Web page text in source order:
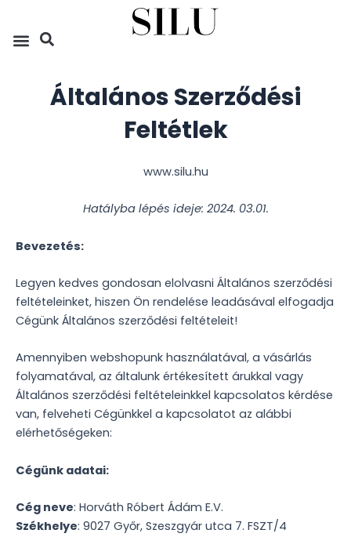
content
Általános Szerződési
Feltétlek
www.silu.hu
Hatályba lépés ideje: 2024. 03.01.
Bevezetés:
Legyen kedves gondosan elolvasni Általános szerződési
feltételeinket, hiszen Ön rendelése leadásával elfogadja
Cégünk Általános szerződési feltételeit!
Amennyiben webshopunk használatával, a vásárlás
folyamatával, az általunk értékesített árukkal vagy
Általános szerződési feltételeinkkel kapcsolatos kérdése
van, felveheti Cégünkkel a kapcsolatot az alábbi
elérhetőségeken:
Cégünk adatai:
Cég neve: Horváth Róbert Ádám E.V.
Székhelye: 9027 Győr, Szeszgyár utca 7. FSZT/4